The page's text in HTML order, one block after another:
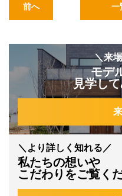
前へ 一
＼来
モデ
見学し
＼より詳しく知れる／
私たちの想いや
こだわりをご覧く